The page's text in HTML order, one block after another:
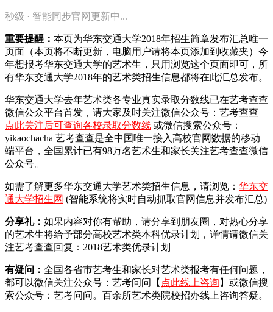
秒级 · 智能同步官网更新中...
重要提醒： 本页为华东交通大学2018年招生简章发布汇总唯一
页面（本页将不断更新，电脑用户请将本页添加到收藏夹）今
年想报考华东交通大学的艺术生，只用浏览这个页面即可，所
有华东交通大学2018年的艺术类招生信息都将在此汇总发布。
华东交通大学去年艺术类各专业真实录取分数线已在艺考查查
微信公众平台首发， 请大家及时关注微信公众号：艺考查查
点此关注后可查询各校录取分数线 或微信搜索公众号：
yikaochacha 艺考查查是全中国唯一接入高校官网数据的移动
端平台，全国累计已有98万名艺术生和家长关注艺考查查微信
公众号。
如需了解更多华东交通大学艺术类招生信息，请浏览： 华东交
通大学招生网 (智能系统将实时自动抓取官网信息并发布汇总)
分享礼： 如果内容对你有帮助，请分享到朋友圈，对热心分享
的艺术生将给予部分高校艺术类本科优录计划，详情请微信关
注艺考查查回复：2018艺术类优录计划
有疑问： 全国各省市艺考生和家长对艺术类报考有任何问题，
都可以微信关注公众号：艺考问问【 点此线上咨询 】或微信搜
索公众号：艺考问问。百余所艺术类院校招办线上咨询答疑。